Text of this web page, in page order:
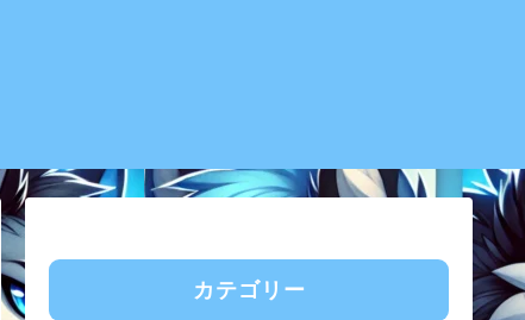
カテゴリー